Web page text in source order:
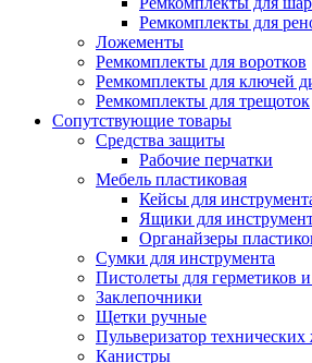
Ремкомплекты для
Ложементы
Ремкомплекты для воротков
Ремкомплекты для ключей
Ремкомплекты для трещоток
Сопутствующие товары
Средства защиты
Рабочие перчатки
Мебель пластиковая
Кейсы для
Ящики для
Органайзеры
Сумки для инструмента
Пистолеты для герметиков
Заклепочники
Щетки ручные
Пульверизатор технических
Канистры